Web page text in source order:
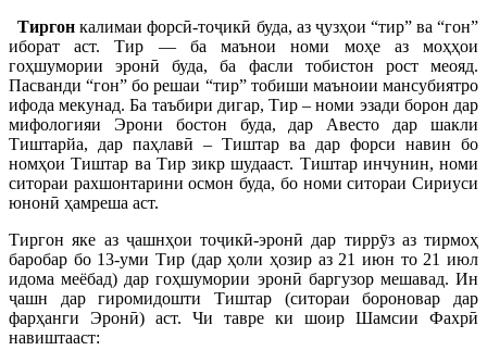
Тиргон калимаи форсӣ-тоҷикӣ буда, аз ҷузҳои “тир” ва “гон”
иборат аст. Тир — ба маънои номи моҳе аз моҳҳои
гоҳшумории эронӣ буда, ба фасли тобистон рост меояд.
Пасванди “гон” бо решаи “тир” тобиши маъноии мансубиятро
ифода мекунад. Ба таъбири дигар, Тир – номи эзади борон дар
мифологияи Эрони бостон буда, дар Авесто дар шакли
Тиштарйа, дар паҳлавӣ – Тиштар ва дар форси навин бо
номҳои Тиштар ва Тир зикр шудааст. Тиштар инчунин, номи
ситораи рахшонтарини осмон буда, бо номи ситораи Сириуси
юнонӣ ҳамреша аст.
Тиргон яке аз ҷашнҳои тоҷикӣ-эронӣ дар тиррӯз аз тирмоҳ
баробар бо 13-уми Тир (дар ҳоли ҳозир аз 21 июн то 21 июл
идома меёбад) дар гоҳшумории эронӣ баргузор мешавад. Ин
ҷашн дар гиромидошти Тиштар (ситораи бороновар дар
фарҳанги Эронӣ) аст. Чи тавре ки шоир Шамсии Фахрӣ
навиштааст: